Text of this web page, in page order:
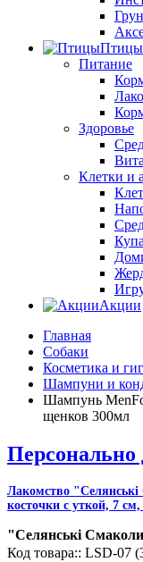
Птицы
Питание
Здоровье
Клетки и
Акции
Главная
Собаки
Косметика и
Шампуни и
Шампунь
щенков 300мл
Персонально
Лакомство
косточки с уткой, 7 см,
"Селянські
LSD-07